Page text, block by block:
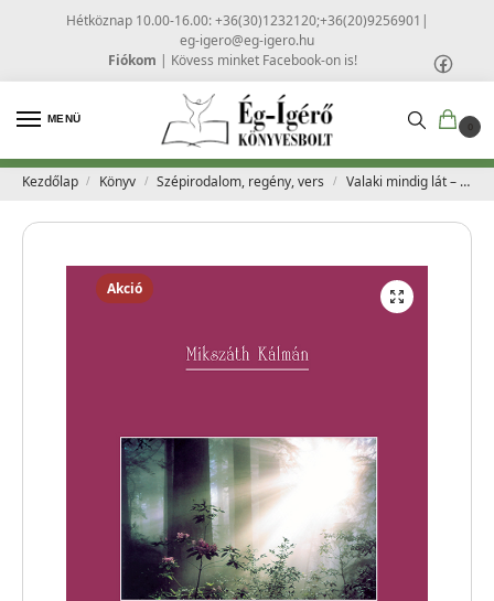
Hétköznap 10.00-16.00: +36(30)1232120;+36(20)9256901 |
eg-igero@eg-igero.hu
Fiókom | Kövess minket Facebook-on is!
MENÜ
0
Kezdőlap / Könyv / Szépirodalom, regény, vers / Valaki mindig lát – Elbeszélések a szeretetről – Mikszáth Kálmán
Akció